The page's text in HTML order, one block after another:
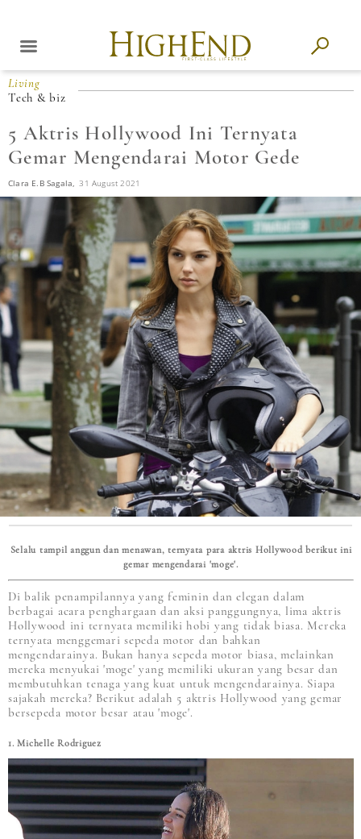
Living
Tech & biz
5 Aktris Hollywood Ini Ternyata
Gemar Mengendarai Motor Gede
Clara E.B Sagala, 31 August 2021
Selalu tampil anggun dan menawan, ternyata para aktris Hollywood berikut ini
gemar mengendarai 'moge'.
Di balik penampilannya yang feminin dan elegan dalam
berbagai acara penghargaan dan aksi panggungnya, lima aktris
Hollywood ini ternyata memiliki hobi yang tidak biasa. Mereka
ternyata menggemari sepeda motor dan bahkan
mengendarainya. Bukan hanya sepeda motor biasa, melainkan
mereka menyukai 'moge' yang memiliki ukuran yang besar dan
membutuhkan tenaga yang kuat untuk mengendarainya. Siapa
sajakah mereka? Berikut adalah 5 aktris Hollywood yang gemar
bersepeda motor besar atau 'moge'.
1. Michelle Rodriguez